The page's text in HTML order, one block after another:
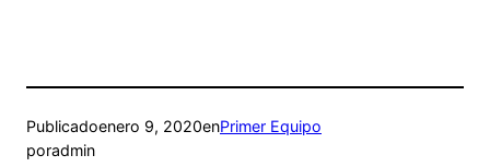
Publicadoenero 9, 2020enPrimer Equipo
poradmin